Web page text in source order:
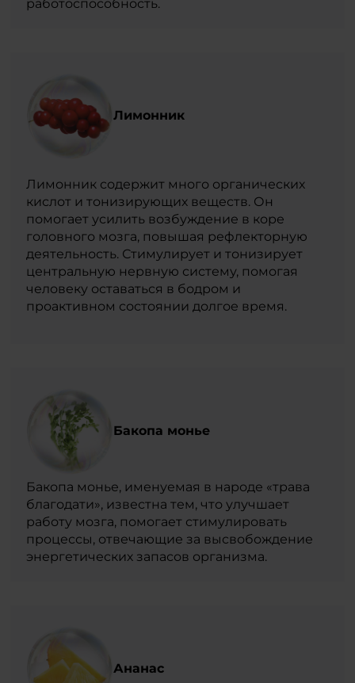
работоспособность.
Лимонник
Лимонник содержит много органических
кислот и тонизирующих веществ. Он
помогает усилить возбуждение в коре
головного мозга, повышая рефлекторную
деятельность. Стимулирует и тонизирует
центральную нервную систему, помогая
человеку оставаться в бодром и
проактивном состоянии долгое время.
Бакопа монье
Бакопа монье, именуемая в народе «трава
благодати», известна тем, что улучшает
работу мозга, помогает стимулировать
процессы, отвечающие за высвобождение
энергетических запасов организма.
Ананас